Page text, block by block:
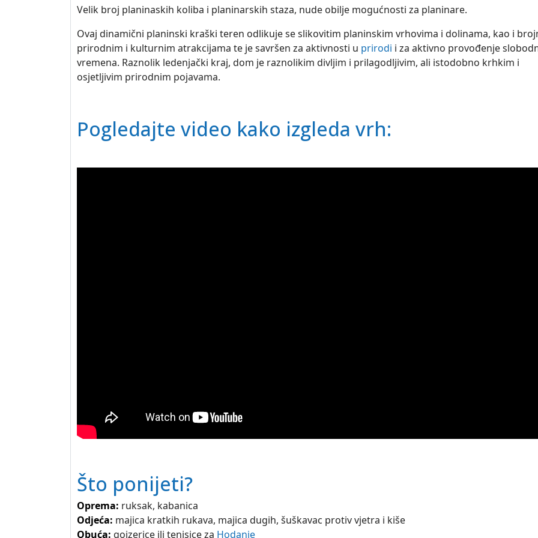
Velik broj planinaskih koliba i planinarskih staza, nude obilje mogućnosti za planinare.
Ovaj dinamični planinski kraški teren odlikuje se slikovitim planinskim vrhovima i dolinama, kao i
prirodnim i kulturnim atrakcijama te je savršen za aktivnosti u prirodi i za aktivno provođenje
vremena. Raznolik ledenjački kraj, dom je raznolikim divljim i prilagodljivim, ali istodobno krhkim i
osjetljivim prirodnim pojavama.
Pogledajte video kako izgleda vrh:
Što ponijeti?
Oprema: ruksak, kabanica
Odjeća: majica kratkih rukava, majica dugih, šuškavac protiv vjetra i kiše
Obuća: gojzerice ili tenisice za Hodanje